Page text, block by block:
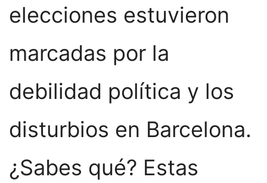
elecciones estuvieron
marcadas por la
debilidad política y los
disturbios en Barcelona.
¿Sabes qué? Estas